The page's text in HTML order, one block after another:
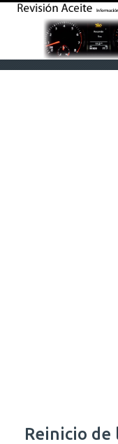
Reinicio